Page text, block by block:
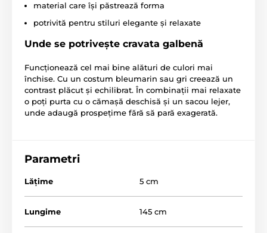
material care își păstrează forma
potrivită pentru stiluri elegante și relaxate
Unde se potrivește cravata galbenă
Funcționează cel mai bine alături de culori mai
închise. Cu un costum bleumarin sau gri creează un
contrast plăcut și echilibrat. În combinații mai relaxate
o poți purta cu o cămașă deschisă și un sacou lejer,
unde adaugă prospețime fără să pară exagerată.
Parametri
Lăţime 5 cm
Lungime 145 cm